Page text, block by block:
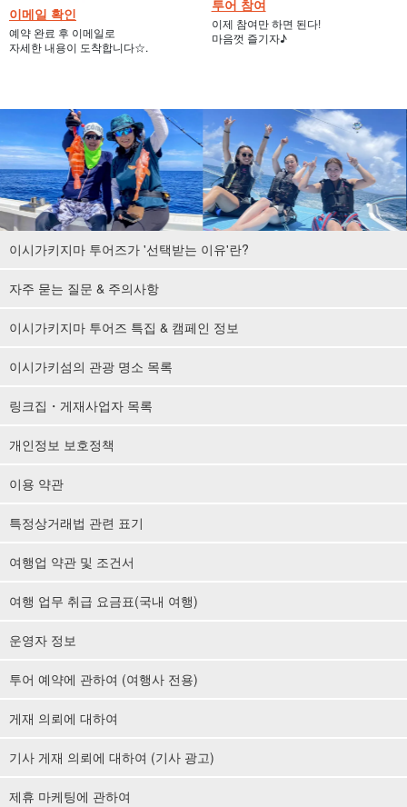
이메일 확인
예약 완료 후 이메일로
자세한 내용이 도착합니다☆.
투어 참여
이제 참여만 하면 된다!
마음껏 즐기자♪
이시가키지마 투어즈가 '선택받는 이유'란?
자주 묻는 질문 & 주의사항
이시가키지마 투어즈 특집 & 캠페인 정보
이시가키섬의 관광 명소 목록
링크집・게재사업자 목록
개인정보 보호정책
이용 약관
특정상거래법 관련 표기
여행업 약관 및 조건서
여행 업무 취급 요금표(국내 여행)
운영자 정보
투어 예약에 관하여 (여행사 전용)
게재 의뢰에 대하여
기사 게재 의뢰에 대하여 (기사 광고)
제휴 마케팅에 관하여